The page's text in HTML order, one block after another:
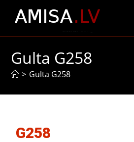
Gulta G258
> Gulta G258
G258